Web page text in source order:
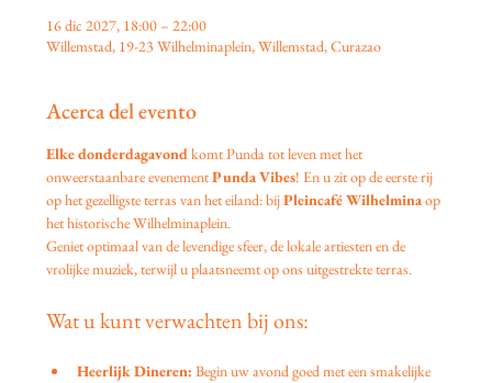
16 dic 2027, 18:00 – 22:00
Willemstad, 19-23 Wilhelminaplein, Willemstad, Curazao
Acerca del evento
Elke donderdagavond komt Punda tot leven met het
onweerstaanbare evenement Punda Vibes! En u zit op de eerste rij
op het gezelligste terras van het eiland: bij Pleincafé Wilhelmina op
het historische Wilhelminaplein.
Geniet optimaal van de levendige sfeer, de lokale artiesten en de
vrolijke muziek, terwijl u plaatsneemt op ons uitgestrekte terras.
Wat u kunt verwachten bij ons:
Heerlijk Dineren: Begin uw avond goed met een smakelijke